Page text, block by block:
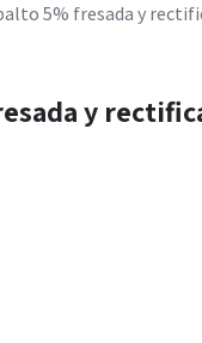
5% fresada y
y